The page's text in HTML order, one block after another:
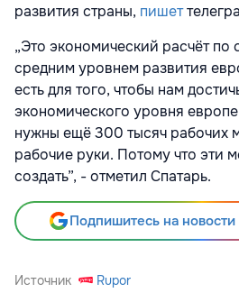
развития страны, пишет
„Это экономический расчёт по
средним уровнем развития
есть для того, чтобы нам
экономического уровня
нужны ещё 300 тысяч рабочих
рабочие руки. Потому что эти
создать”, - отметил Спатарь.
Подпишитесь на
Источник Rupor